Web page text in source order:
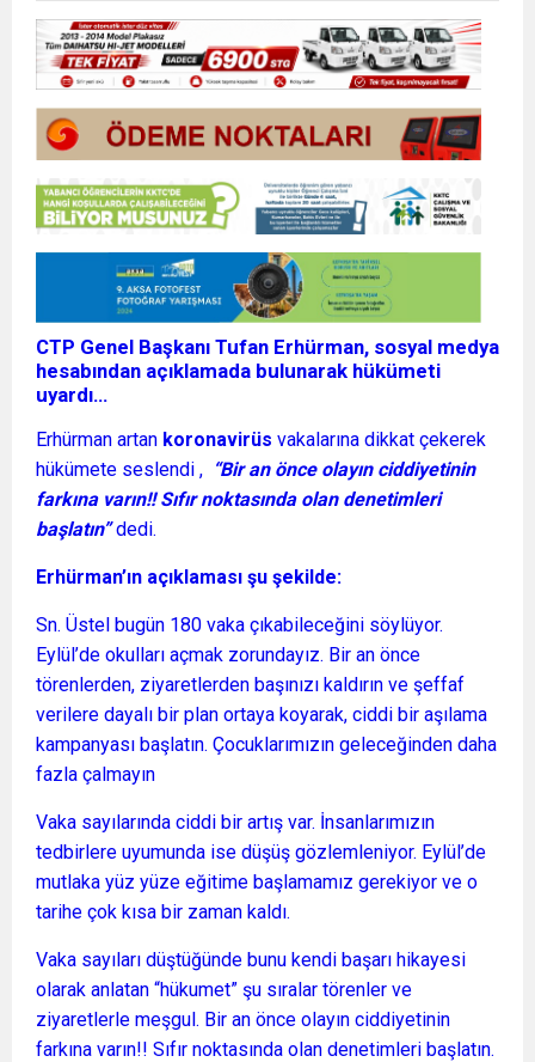
CTP Genel Başkanı Tufan Erhürman, sosyal medya
hesabından açıklamada bulunarak hükümeti
uyardı…
Erhürman artan koronavirüs vakalarına dikkat çekerek
hükümete seslendi , “Bir an önce olayın ciddiyetinin
farkına varın!! Sıfır noktasında olan denetimleri
başlatın”dedi.
Erhürman’ın açıklaması şu şekilde:
Sn. Üstel bugün 180 vaka çıkabileceğini söylüyor.
Eylül’de okulları açmak zorundayız. Bir an önce
törenlerden, ziyaretlerden başınızı kaldırın ve şeffaf
verilere dayalı bir plan ortaya koyarak, ciddi bir aşılama
kampanyası başlatın. Çocuklarımızın geleceğinden daha
fazla çalmayın
Vaka sayılarında ciddi bir artış var. İnsanlarımızın
tedbirlere uyumunda ise düşüş gözlemleniyor. Eylül’de
mutlaka yüz yüze eğitime başlamamız gerekiyor ve o
tarihe çok kısa bir zaman kaldı.
Vaka sayıları düştüğünde bunu kendi başarı hikayesi
olarak anlatan “hükumet” şu sıralar törenler ve
ziyaretlerle meşgul. Bir an önce olayın ciddiyetinin
farkına varın!! Sıfır noktasında olan denetimleri başlatın.